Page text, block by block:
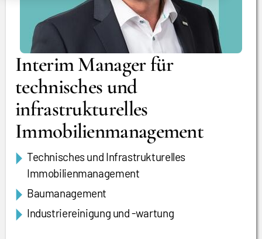
Interim Manager für
technisches und
infrastrukturelles
Immobilienmanagement
Technisches und Infrastrukturelles
Immobilienmanagement
Baumanagement
Industriereinigung und -wartung